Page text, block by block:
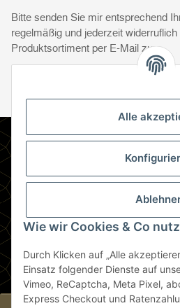
Alle
Wie wir Cookies & Co
Durch Klicken auf „Alle
Einsatz folgender Dienste auf
Vimeo, ReCaptcha, Meta Pixel,
Express Checkout und
Bitte senden Sie mir entsprechend
regelmäßig und jederzeit
Produktsortiment per E-Mail zu.
Newsletter Abonnieren
Gesetzliche Informationen
Zahlungsmethoden
Berlin